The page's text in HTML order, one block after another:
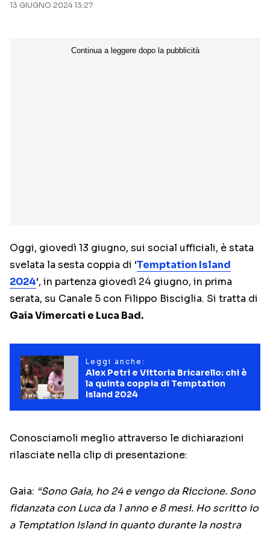
RETROSCENA
13 GIUGNO 2024 13:27
Oggi, giovedì 13 giugno, sui social ufficiali, è stata
svelata la sesta coppia di ‘Temptation Island
2024‘, in partenza giovedì 24 giugno, in prima
serata, su Canale 5 con Filippo Bisciglia. Si tratta di
Gaia Vimercati e Luca Bad.
Leggi anche:
Alex Petri e Vittoria Bricarello: chi è
la quinta coppia di Temptation
Island 2024
Conosciamoli meglio attraverso le dichiarazioni
rilasciate nella clip di presentazione:
Gaia: “Sono Gaia, ho 24 e vengo da Riccione. Sono
fidanzata con Luca da 1 anno e 8 mesi. Ho scritto io
a Temptation Island in quanto durante la nostra